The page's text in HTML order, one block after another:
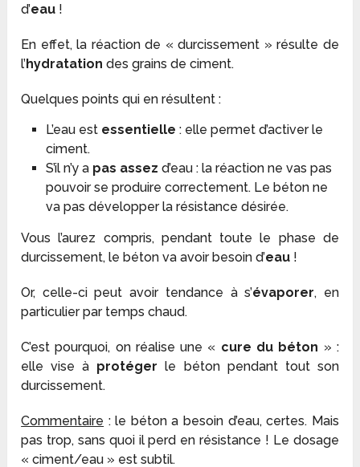
d’eau !
En effet, la réaction de « durcissement » résulte de
l’hydratation des grains de ciment.
Quelques points qui en résultent :
L’eau est essentielle : elle permet d’activer le
ciment.
S’il n’y a pas assez d’eau : la réaction ne vas pas
pouvoir se produire correctement. Le béton ne
va pas développer la résistance désirée.
Vous l’aurez compris, pendant toute le phase de
durcissement, le béton va avoir besoin d’eau !
Or, celle-ci peut avoir tendance à s’évaporer, en
particulier par temps chaud.
C’est pourquoi, on réalise une « cure du béton » :
elle vise à protéger le béton pendant tout son
durcissement.
Commentaire : le béton a besoin d’eau, certes. Mais
pas trop, sans quoi il perd en résistance ! Le dosage
« ciment/eau » est subtil.